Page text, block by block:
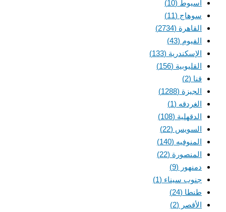
أسيوط (10)
سوهاج (11)
القاهرة (2734)
الفيوم (43)
الإسكندرية (133)
القليوبية (156)
قنا (2)
الجيزة (1288)
الغردقه (1)
الدقهلية (108)
السويس (22)
المنوفيه (140)
المنصورة (22)
دمنهور (9)
جنوب سيناء (1)
طنطا (24)
الأقصر (2)